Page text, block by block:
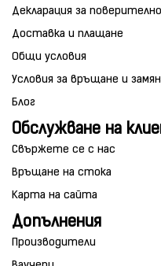
Декларация за
Доставка и плащане
Общи условия
Условия за връщане и
Блог
Обслужване на
Свържете се с нас
Връщане на стока
Карта на сайта
Допълнения
Производители